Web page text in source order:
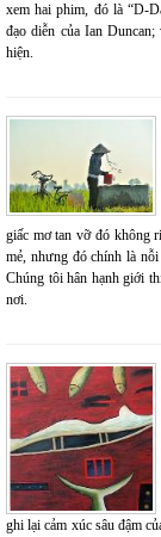
xem hai phim, đó là “D-
đạo diễn của Ian
hiện.
giấc mơ tan vỡ đó không
mẻ, nhưng đó chính là
Chúng tôi hân hạnh giới
nơi.
ghi lại cảm xúc sâu đậm